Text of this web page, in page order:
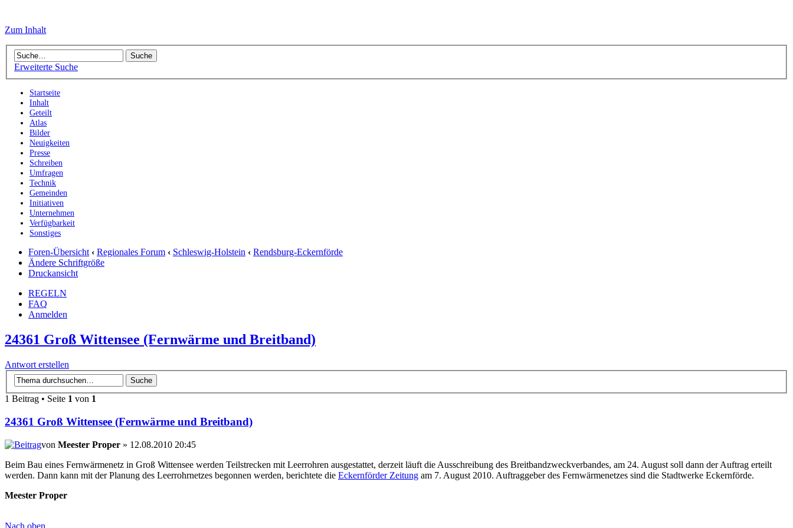
Zum Inhalt
Erweiterte Suche
Startseite
Inhalt
Geteilt
Atlas
Bilder
Neuigkeiten
Presse
Schreiben
Umfragen
Technik
Gemeinden
Initiativen
Unternehmen
Verfügbarkeit
Sonstiges
Foren-Übersicht ‹ Regionales Forum ‹ Schleswig-Holstein ‹ Rendsburg-Eckernförde
Ändere Schriftgröße
Druckansicht
REGELN
FAQ
Anmelden
24361 Groß Wittensee (Fernwärme und Breitband)
Antwort erstellen
1 Beitrag • Seite 1 von 1
24361 Groß Wittensee (Fernwärme und Breitband)
von Meester Proper » 12.08.2010 20:45
Beim Bau eines Fernwärmenetz in Groß Wittensee werden Teilstrecken mit Leerrohren ausgestattet, derzeit läuft die Ausschreibung des Breitbandzweckverbandes, am 24. August soll dann der Auftrag erteilt
werden. Dann kann mit der Planung des Leerrohrnetzes begonnen werden, berichtete die Eckernförder Zeitung am 7. August 2010. Auftraggeber des Fernwärmenetzes sind die Stadtwerke Eckernförde.
Meester Proper
Nach oben